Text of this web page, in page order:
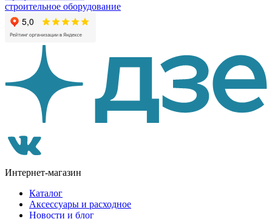
строительное оборудование
Интернет-магазин
Каталог
Аксессуары и расходное
Новости и блог